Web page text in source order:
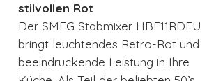
stilvollen Rot
Der SMEG Stabmixer HBF11RDEU
bringt leuchtendes Retro-Rot und
beeindruckende Leistung in Ihre